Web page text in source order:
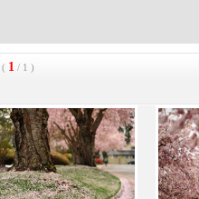
( 1 / 1 )